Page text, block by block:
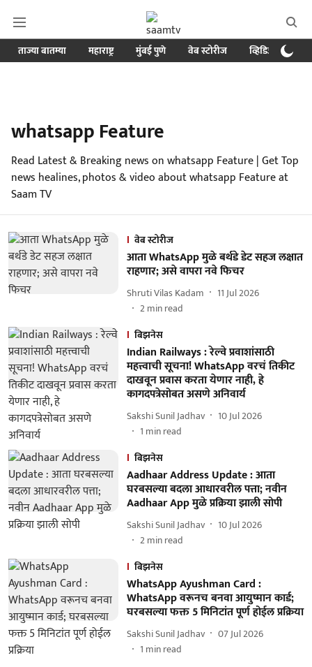
ताज्या बातम्या महाराष्ट्र मुंबई पुणे वेब स्टोरीज व्हिडिओ
whatsapp Feature
Read Latest & Breaking news on whatsapp Feature | Get Top
news healines, photos & video about whatsapp Feature at
Saam TV
वेब स्टोरीज
आता WhatsApp मुळे बर्थडे डेट सहज लक्षात
राहणार; असे वापरा नवे फिचर
Shruti Vilas Kadam
11 Jul 2026
2min read
बिझनेस
Indian Railways : रेल्वे प्रवाशांसाठी
महत्त्वाची सूचना! WhatsApp वरचं तिकीट
दाखवून प्रवास करता येणार नाही, हे
कागदपत्रेसोबत असणे अनिवार्य
Sakshi Sunil Jadhav
10 Jul 2026
1 min read
बिझनेस
Aadhaar Address Update : आता
घरबसल्या बदला आधारवरील पत्ता; नवीन
Aadhaar App मुळे प्रक्रिया झाली सोपी
Sakshi Sunil Jadhav
10 Jul 2026
2min read
बिझनेस
WhatsApp Ayushman Card :
WhatsApp वरूनच बनवा आयुष्मान कार्ड;
घरबसल्या फक्त 5 मिनिटांत पूर्ण होईल प्रक्रिया
Sakshi Sunil Jadhav
07 Jul 2026
1 min read